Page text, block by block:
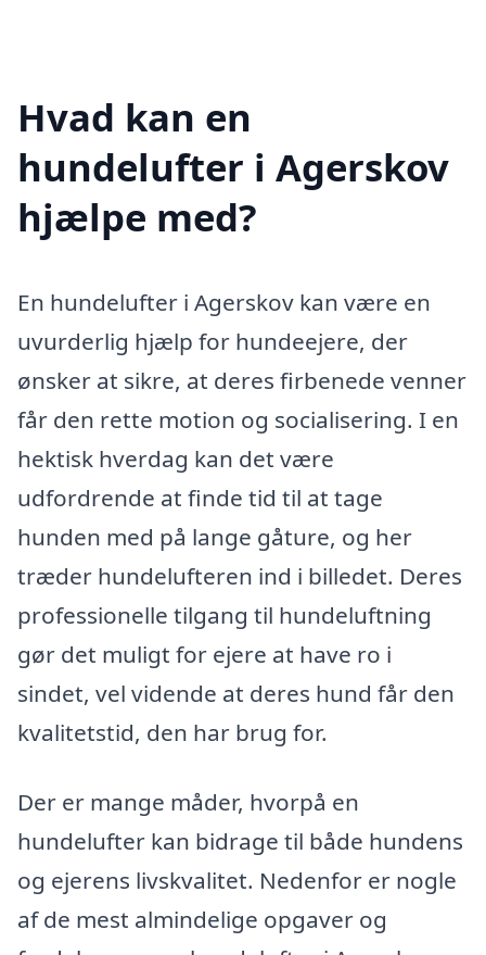
Hvad kan en
hundelufter i Agerskov
hjælpe med?
En hundelufter i Agerskov kan være en
uvurderlig hjælp for hundeejere, der
ønsker at sikre, at deres firbenede venner
får den rette motion og socialisering. I en
hektisk hverdag kan det være
udfordrende at finde tid til at tage
hunden med på lange gåture, og her
træder hundelufteren ind i billedet. Deres
professionelle tilgang til hundeluftning
gør det muligt for ejere at have ro i
sindet, vel vidende at deres hund får den
kvalitetstid, den har brug for.
Der er mange måder, hvorpå en
hundelufter kan bidrage til både hundens
og ejerens livskvalitet. Nedenfor er nogle
af de mest almindelige opgaver og